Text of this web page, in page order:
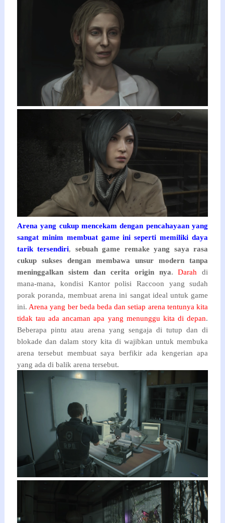
Arena yang cukup mencekam dengan pencahayaan yang
sangat minim membuat game ini seperti memiliki daya
tarik tersendiri, sebuah game remake yang saya rasa
cukup sukses dengan membawa unsur modern tanpa
meninggalkan sistem dan cerita origin nya.Darah di
mana-mana, kondisi Kantor polisi Raccoon yang sudah
porak poranda, membuat arena ini sangat ideal untuk game
ini. Arena yang ber beda beda dan setiap arena tentunya kita
tidak tau ada ancaman apa yang menunggu kita di depan.
Beberapa pintu atau arena yang sengaja di tutup dan di
blokade dan dalam story kita di wajibkan untuk membuka
arena tersebut membuat saya berfikir ada kengerian apa
yang ada di balik arena tersebut.